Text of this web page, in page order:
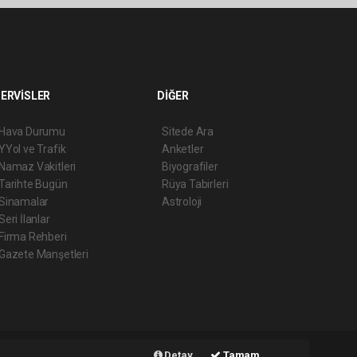
Hava Durumu
ve Trafik
Namaz Vakitleri
Bugün
İlanlar
Firma Rehberi
Gazete Manşetleri
DİĞER
Sitede Ara
Anketler
Biyografiler
Rüya Tabirleri
Astroloji